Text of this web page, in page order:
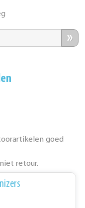
»
goed
retour.